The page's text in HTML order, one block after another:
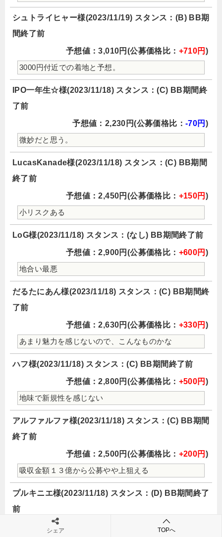
シュトライヒャー様(2023/11/19) スタンス：(B) BB期
間終了前
予想値：3,010円(公募価格比： +710円 )
3000円付近での着地と予想。
IPO一年生☆様(2023/11/18) スタンス：(C) BB期間終
了前
予想値：2,230円(公募価格比： -70円 )
微妙だと思う。
LucasKanade様(2023/11/18) スタンス：(C) BB期間
終了前
予想値：2,450円(公募価格比： +150円 )
小リスクある
LoG様(2023/11/18) スタンス：(なし) BB期間終了前
予想値：2,900円(公募価格比： +600円 )
地合い最悪
だるたにあん様(2023/11/18) スタンス：(C) BB期間終
了前
予想値：2,630円(公募価格比： +330円 )
あまり魅力を感じないので、こんなものかな
ハフ様(2023/11/18) スタンス：(C) BB期間終了前
予想値：2,800円(公募価格比： +500円 )
地味で新規性を感じない
アルファルファ様(2023/11/18) スタンス：(C) BB期間
終了前
予想値：2,500円(公募価格比： +200円 )
吸収金額１３億から公募やや上狙える
プルキニエ様(2023/11/18) スタンス：(D) BB期間終了
前
予想値：2,200円(公募価格比：
シェア TOPへ